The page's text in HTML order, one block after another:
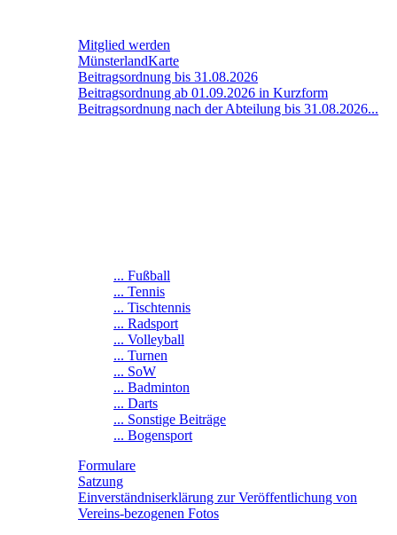
Mitglied werden
MünsterlandKarte
Beitragsordnung bis 31.08.2026
Beitragsordnung ab 01.09.2026 in Kurzform
Beitragsordnung nach der Abteilung bis 31.08.2026...
... Fußball
... Tennis
... Tischtennis
... Radsport
... Volleyball
... Turnen
... SoW
... Badminton
... Darts
... Sonstige Beiträge
... Bogensport
Formulare
Satzung
Einverständniserklärung zur Veröffentlichung von
Vereins-bezogenen Fotos